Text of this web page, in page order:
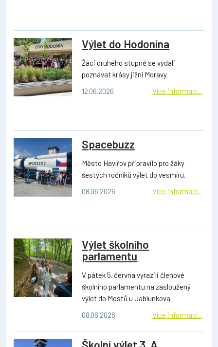
Výlet do Hodonína
Žáci druhého stupně se vydali
poznávat krásy jižní Moravy.
12.06.2026
Více informací...
Spacebuzz
Město Havířov připravilo pro žáky
šestých ročníků výlet do vesmíru.
08.06.2026
Více informací...
Výlet školního
parlamentu
V pátek 5. června vyrazili členové
školního parlamentu na zasloužený
výlet do Mostů u Jablunkova.
08.06.2026
Více informací...